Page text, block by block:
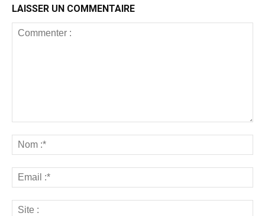
LAISSER UN COMMENTAIRE